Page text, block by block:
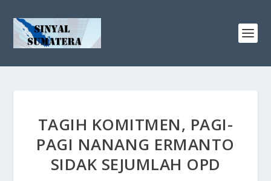
TAGIH KOMITMEN, PAGI-
PAGI NANANG ERMANTO
SIDAK SEJUMLAH OPD